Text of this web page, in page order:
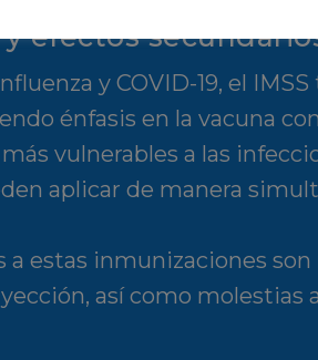
efectos
y COVID-19, el
énfasis en la vacuna
vulnerables a las
aplicar de manera
a estas inmunizaciones
así como molestias